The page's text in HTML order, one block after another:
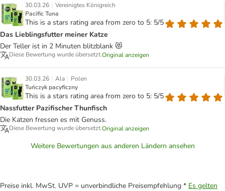
30.03.26 | Vereinigtes Königreich
Pacific Tuna
This is a stars rating area from zero to 5: 5/5
Das Lieblingsfutter meiner Katze
Der Teller ist in 2 Minuten blitzblank 😻
Diese Bewertung wurde übersetzt.Original anzeigen
30.03.26 | Ala | Polen
Tuńczyk pacyficzny
This is a stars rating area from zero to 5: 5/5
Nassfutter Pazifischer Thunfisch
Die Katzen fressen es mit Genuss.
Diese Bewertung wurde übersetzt.Original anzeigen
Weitere Bewertungen aus anderen Ländern ansehen
Preise inkl. MwSt. UVP = unverbindliche Preisempfehlung * Es gelten